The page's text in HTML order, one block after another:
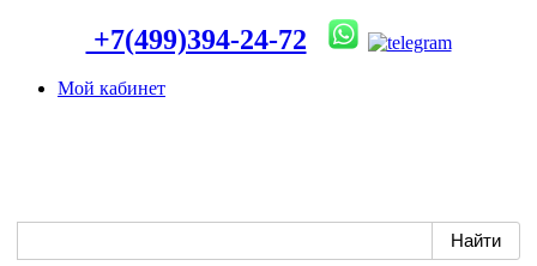
+7(499)394-24-72
Мой кабинет